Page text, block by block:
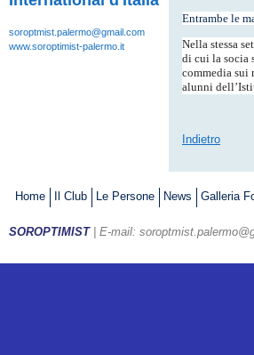
soroptmist.palermo@gmail.com
www.soroptimist-palermo.it
Entrambe le
Nella stessa
di cui la socia
commedia sui
alunni
Indietro
Home Il Club Le Persone News Galleria
SOROPTIMIST | E-mail: